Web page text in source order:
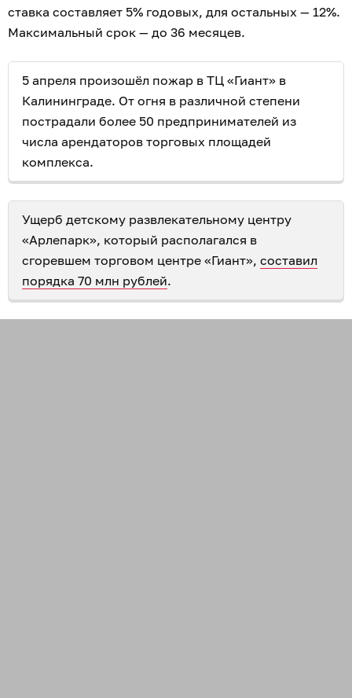
ставка составляет 5% годовых, для остальных — 12%.
Максимальный срок — до 36 месяцев.
5 апреля произошёл пожар в ТЦ «Гиант» в
Калининграде. От огня в различной степени
пострадали более 50 предпринимателей из
числа арендаторов торговых площадей
комплекса.
Ущерб детскому развлекательному центру
«Арлепарк», который располагался в
сгоревшем торговом центре «Гиант», составил
порядка 70 млн рублей.